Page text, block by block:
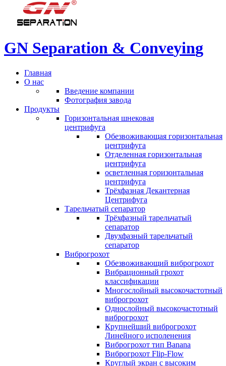
GN Separation & Conveying
Главная
О нас
Введение компании
Фотография завода
Продукты
Горизонтальная шнековая
центрифуга
Обезвоживающая горизонтальная
центрифуга
Отделенная горизонтальная
центрифуга
осветленная горизонтальная
центрифуга
Трёхфазная Декантерная
Центрифуга
Тарельчатый сепаратор
Трёхфазный тарельчатый
сепаратор
Двухфазный тарельчатый
сепаратор
Виброгрохот
Обезвоживающий виброгрохот
Вибрационный грохот
классификации
Многослойный высокочастотный
виброгрохот
Однослойный высокочастотный
виброгрохот
Крупнейший виброгрохот
Линейного исполенения
Виброгрохот тип Banana
Виброгрохот Flip-Flow
Круглый экран с высоким